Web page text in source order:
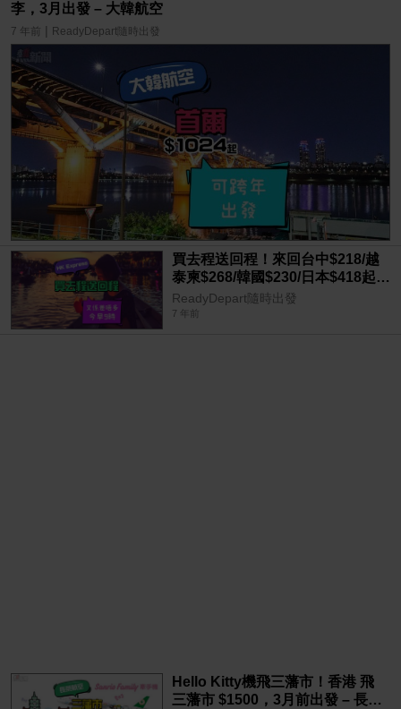
李，3月出發 – 大韓航空
7 年前 | ReadyDepart隨時出發
買去程送回程！來回台中$218/越
泰柬$268/韓國$230/日本$418起，
今朝9點 – HK Express
ReadyDepart隨時出發
7 年前
Hello Kitty機飛三藩市！香港 飛
三藩市 $1500，3月前出發 – 長榮